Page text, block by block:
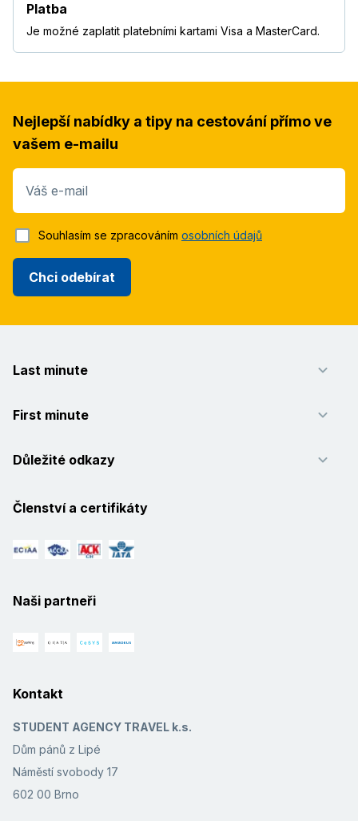
Platba
Je možné zaplatit platebními kartami Visa a MasterCard.
Nejlepší nabídky a tipy na cestování přímo ve
vašem e-mailu
Váš e-mail
Chci odebírat
Souhlasím se zpracováním osobních údajů
Last minute
First minute
Důležité odkazy
Členství a certifikáty
Naši partneři
Kontakt
STUDENT AGENCY TRAVEL k.s.
Dům pánů z Lipé
Náměstí svobody 17
602 00 Brno